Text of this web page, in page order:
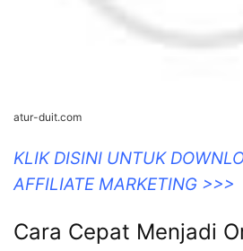
atur-duit.com
KLIK DISINI UNTUK
AFFILIATE MARKETING >>>
Cara Cepat Menjadi